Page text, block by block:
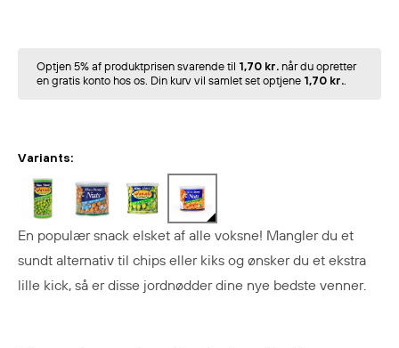
Optjen 5% af produktprisen svarende til 1,70 kr. når du opretter
en gratis konto hos os. Din kurv vil samlet set optjene 1,70 kr..
Variants:
En populær snack elsket af alle voksne! Mangler du et
sundt alternativ til chips eller kiks og ønsker du et ekstra
lille kick, så er disse jordnødder dine nye bedste venner.